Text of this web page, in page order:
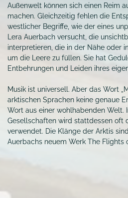
Außenwelt können sich einen Reim
machen. Gleichzeitig fehlen die
westlicher Begriffe, wie der eines
Lera Auerbach versucht, die
interpretieren, die in der Nähe oder
um die Leere zu füllen. Sie hat
Entbehrungen und Leiden ihres
Musik ist universell. Aber das Wort
arktischen Sprachen keine genaue
Wort aus einer wohlhabenden Welt.
Gesellschaften wird stattdessen oft
verwendet. Die Klänge der Arktis
Auerbachs neuem Werk The Flights